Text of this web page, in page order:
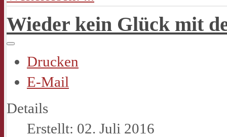
Wieder kein Glück mit
Drucken
E-Mail
Details
Erstellt: 02. Juli 2016